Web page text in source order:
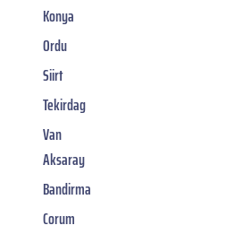
Konya
Ordu
Siirt
Tekirdag
Van
Aksaray
Bandirma
Corum